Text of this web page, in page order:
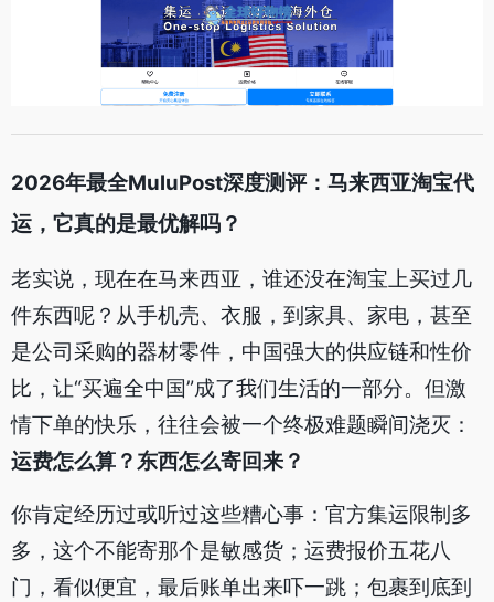
2026年最全MuluPost深度测评：马来西亚淘宝代
运，它真的是最优解吗？
老实说，现在在马来西亚，谁还没在淘宝上买过几
件东西呢？从手机壳、衣服，到家具、家电，甚至
是公司采购的器材零件，中国强大的供应链和性价
比，让“买遍全中国”成了我们生活的一部分。但激
情下单的快乐，往往会被一个终极难题瞬间浇灭：
运费怎么算？东西怎么寄回来？
你肯定经历过或听过这些糟心事：官方集运限制多
多，这个不能寄那个是敏感货；运费报价五花八
门，看似便宜，最后账单出来吓一跳；包裹到底到